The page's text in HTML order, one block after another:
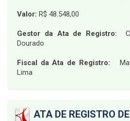
Valor: R$ 48.548,00
Gestor da Ata de Registro:
Dourado
Fiscal da Ata de Registro:
Lima
ATA DE REGISTRO